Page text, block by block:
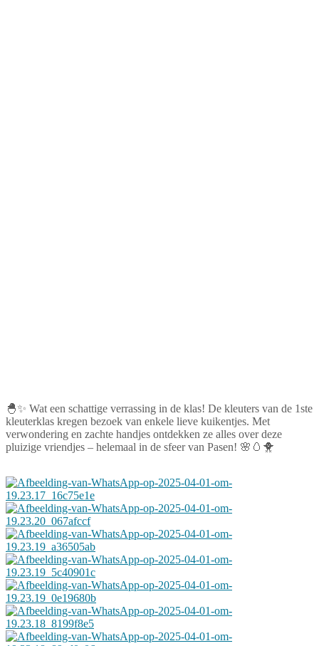
🐣✨ Wat een schattige verrassing in de klas! De kleuters van de 1ste
kleuterklas kregen bezoek van enkele lieve kuikentjes. Met
verwondering en zachte handjes ontdekken ze alles over deze
pluizige vriendjes – helemaal in de sfeer van Pasen! 🌸🥚🐥